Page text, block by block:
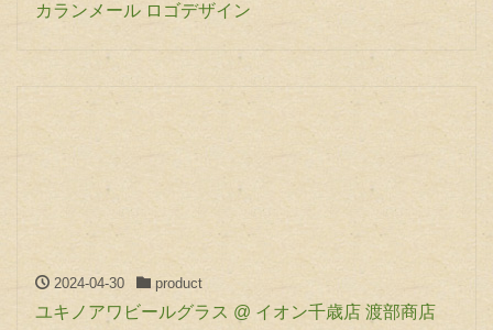
カランメール ロゴデザイン
2024-04-30 product
ユキノアワビールグラス @ イオン千歳店 渡部商店